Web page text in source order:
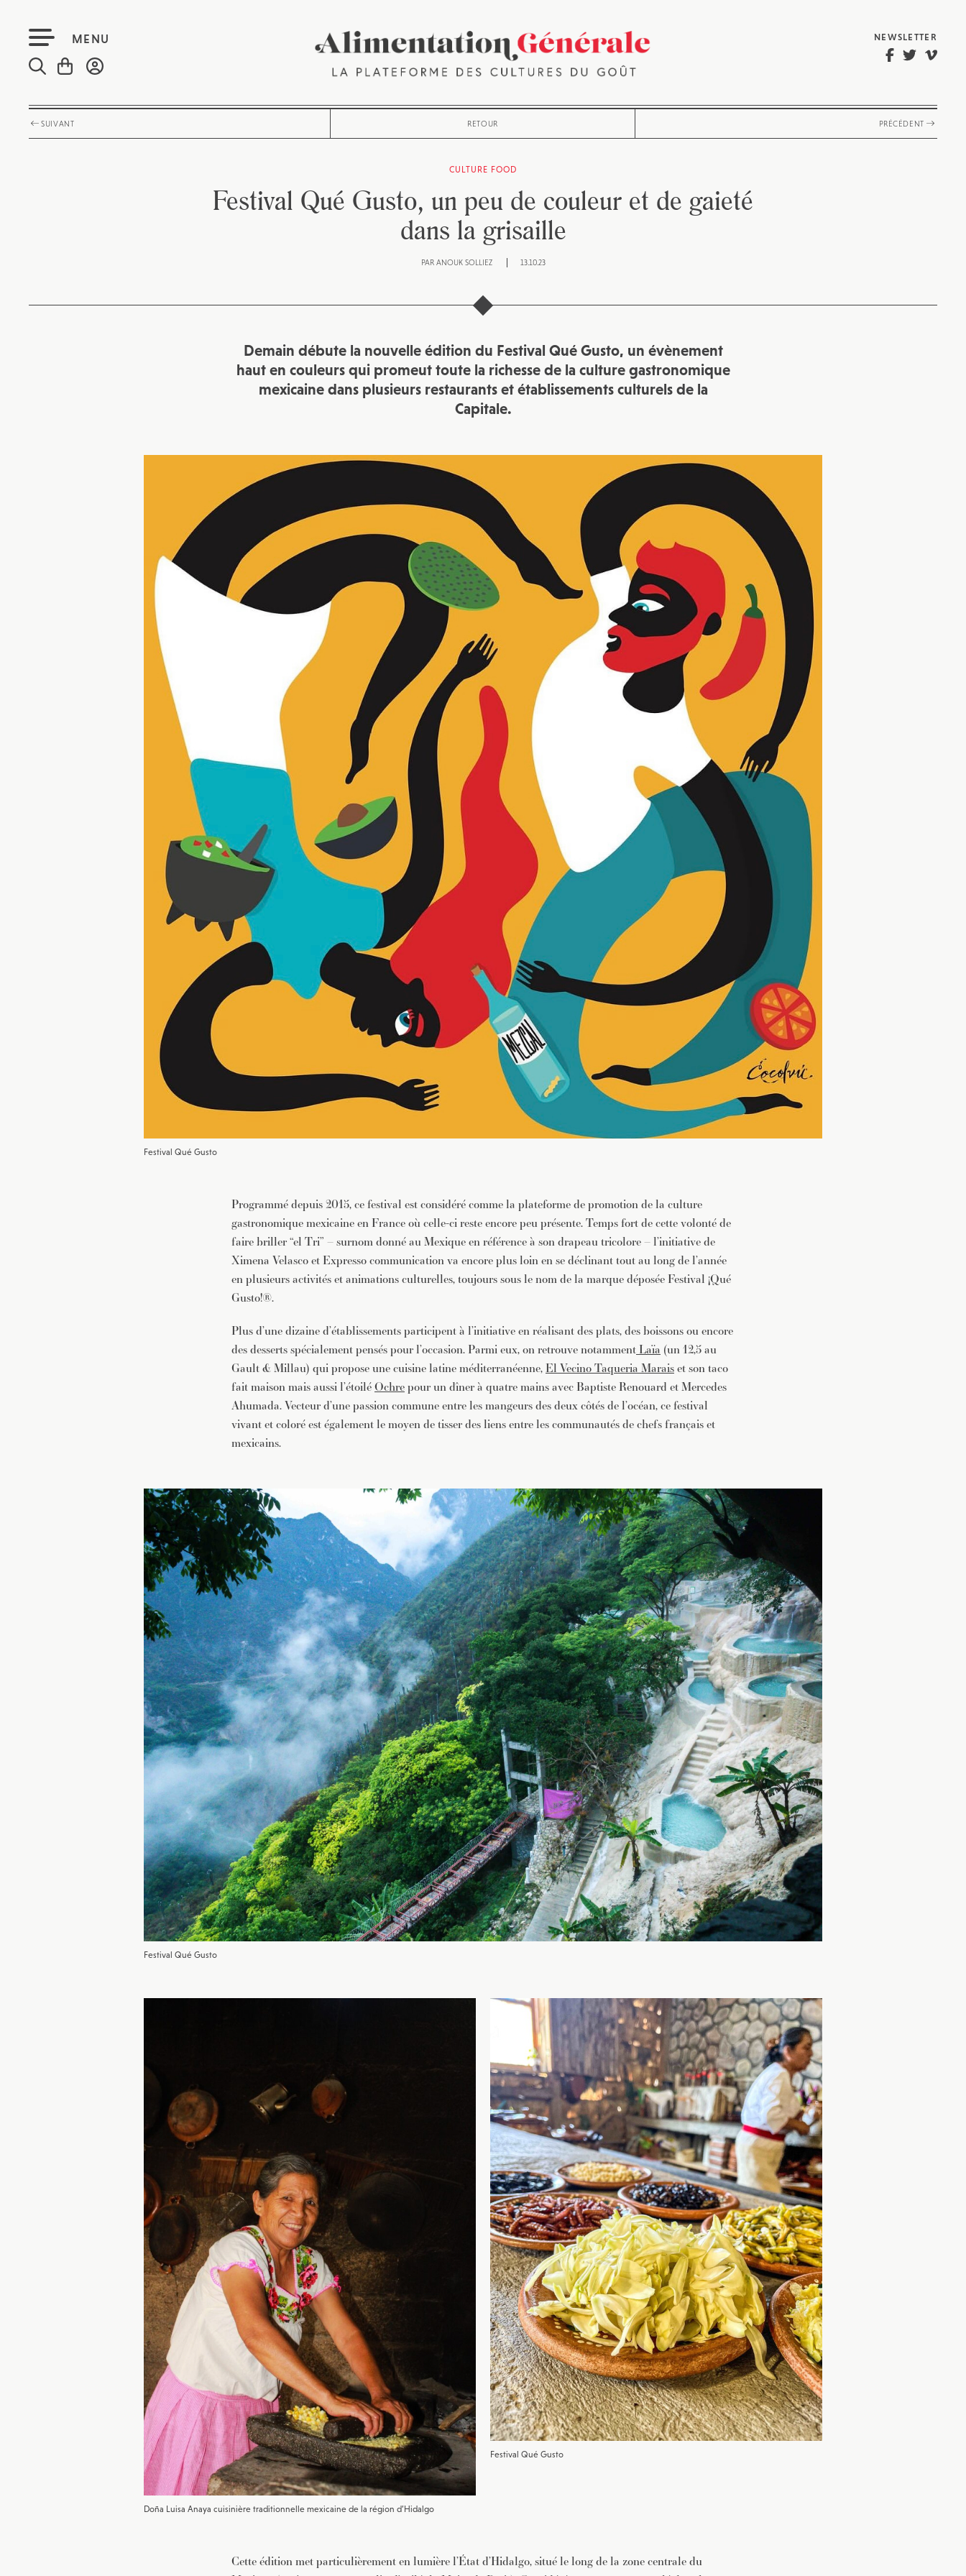
MENU NEWSLETTER
SUIVANT RETOUR PRÉCÉDENT
CULTURE FOOD
Festival Qué Gusto, un peu de couleur et de gaieté
dans la grisaille
PAR ANOUK SOLLIEZ 13.10.23
Demain débute la nouvelle édition du Festival Qué Gusto, un évènement
haut en couleurs qui promeut toutela richesse de la culture gastronomique
mexicaine dans plusieurs restaurants et établissements culturels de la
Capitale.
Festival Qué Gusto
Programmé depuis 2015, ce festival est considéré comme la plateforme de promotion de la culture
gastronomique mexicaine en France où celle-ci reste encore peu présente. Temps fort de cette volonté de
faire briller “el Tri” – surnom donné au Mexique en référence à son drapeau tricolore – l’initiative de
Ximena Velasco et Expresso communication va encore plus loin en se déclinant tout au long de l’année
en plusieurs activités et animations culturelles, toujours sous le nom de la marque déposée Festival ¡Qué
Gusto!®.
Plus d’une dizaine d’établissements participent à l’initiative en réalisant des plats, des boissons ou encore
des desserts spécialement pensés pour l’occasion.Parmi eux, on retrouve notammentLaïa (un 12,5 au
Gault & Millau) qui propose une cuisine latine méditerranéenne,El Vecino Taqueria Maraiset son taco
fait maison mais aussi l’étoiléOchrepour un dîner à quatre mains avec Baptiste Renouard et Mercedes
Ahumada.Vecteur d’une passion commune entre les mangeurs des deux côtés de l’océan, ce festival
vivant et coloré est également le moyen de tisser des liens entre les communautés de chefs français et
mexicains.
Festival Qué Gusto
Doña Luisa Anaya cuisinière traditionnelle mexicaine de la région d’Hidalgo
Festival Qué Gusto
Cette édition met particulièrement en lumière l’État d’Hidalgo, situé le long de la zone centrale du
Pour recevoir toutes les deux semaines notre lettre d’info avec une
sélection d’articles …